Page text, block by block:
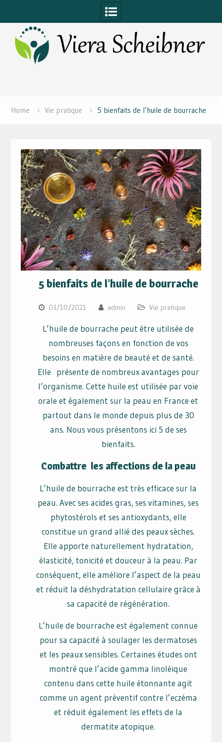
to
content
Home Vie pratique 5 bienfaits de l’huile de bourrache
5 bienfaits de l’huile de bourrache
03/10/2021 admin Vie pratique
L’huile de bourrache peut être utilisée de
nombreuses façons en fonction de vos
besoins en matière de beauté et de santé.
Elle présente de nombreux avantages pour
l’organisme. Cette huile est utilisée par voie
orale et également sur la peau en France et
partout dans le monde depuis plus de 30
ans. Nous vous présentons ici 5 de ses
bienfaits.
Combattre les affections de la peau
L’huile de bourrache est très efficace sur la
peau. Avec ses acides gras, ses vitamines, ses
phytostérols et ses antioxydants, elle
constitue un grand allié des peaux sèches.
Elle apporte naturellement hydratation,
élasticité, tonicité et douceur à la peau. Par
conséquent, elle améliore l’aspect de la peau
et réduit la déshydratation cellulaire grâce à
sa capacité de régénération.
L’huile de bourrache est également connue
pour sa capacité à soulager les dermatoses
et les peaux sensibles. Certaines études ont
montré que l’acide gamma linoléique
contenu dans cette huile étonnante agit
comme un agent préventif contre l’eczéma
et réduit également les effets de la
dermatite atopique.